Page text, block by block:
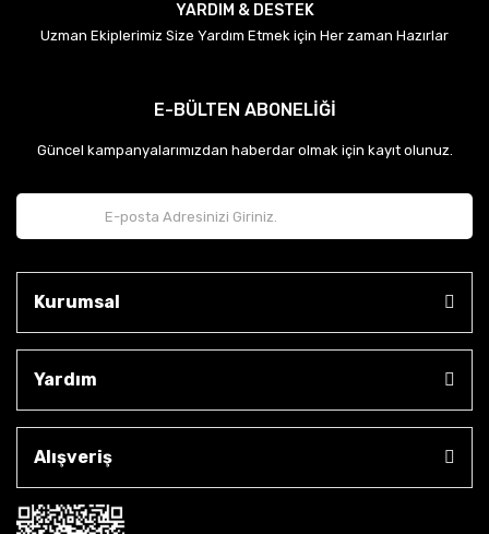
YARDIM & DESTEK
Uzman Ekiplerimiz Size Yardım Etmek için Her zaman Hazırlar
E-BÜLTEN ABONELİĞİ
Güncel kampanyalarımızdan haberdar olmak için kayıt olunuz.
Kurumsal
Yardım
Alışveriş